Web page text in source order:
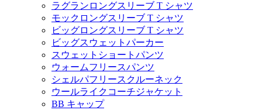
ラグランロングスリーブ T シャツ
モックロングスリーブ T シャツ
ビッグロングスリーブ T シャツ
ビッグスウェットパーカー
スウェットショートパンツ
ウォームフリースパンツ
シェルパフリースクルーネック
ウールライクコーチジャケット
BB キャップ